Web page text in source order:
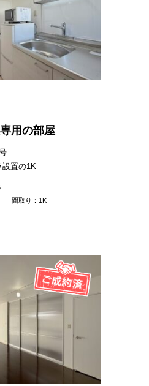
用の部屋
設置の1K
間取り：1K